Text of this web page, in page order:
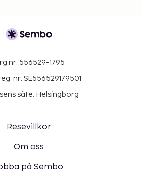
nr: 556529-1795
nr: SE556529179501
säte: Helsingborg
Resevillkor
Om oss
på Sembo